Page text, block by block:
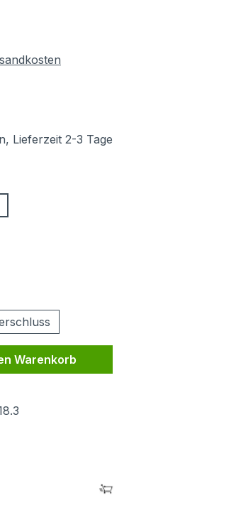
Lieferzeit 2-3 Tage
den gewünschten Wert
Warenkorb